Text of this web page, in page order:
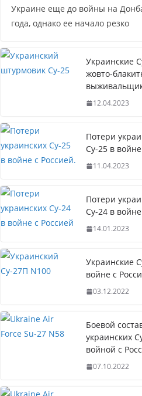
Украине еще до войны на
года, однако ее начало резко
Украинские
жовто-
12.04.2023
Потери
Су-25 в
11.04.2023
Потери
Су-24 в
14.01.2023
Украинские
войне с
03.12.2022
Боевой
украинских
войной с
07.10.2022